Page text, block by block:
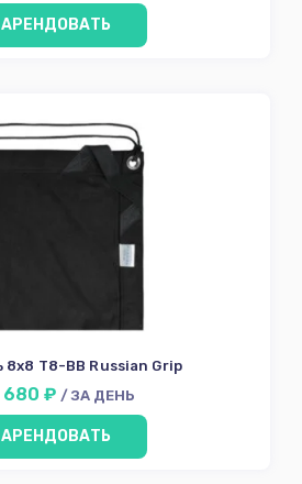
АРЕНДОВАТЬ
8x8 Т8-BB Russian Grip
680 ₽ / ЗА ДЕНЬ
АРЕНДОВАТЬ